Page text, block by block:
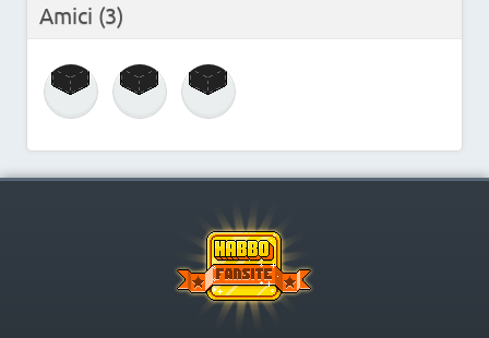
Amici (3)